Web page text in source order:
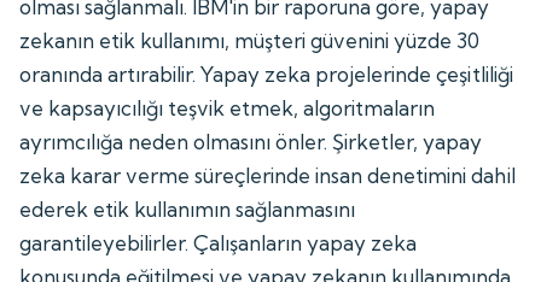
olması sağlanmalı. IBM'in bir raporuna göre, yapay
zekanın etik kullanımı, müşteri güvenini yüzde 30
oranında artırabilir. Yapay zeka projelerinde çeşitliliği
ve kapsayıcılığı teşvik etmek, algoritmaların
ayrımcılığa neden olmasını önler. Şirketler, yapay
zeka karar verme süreçlerinde insan denetimini dahil
ederek etik kullanımın sağlanmasını
garantileyebilirler. Çalışanların yapay zeka
konusunda eğitilmesi ve yapay zekanın kullanımında